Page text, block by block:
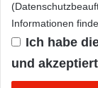
Informationen
Ich habe
und